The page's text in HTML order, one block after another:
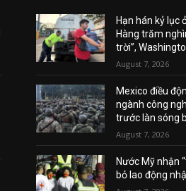
Hạn hán kỷ lục
Hàng trăm
trời”,
August 7, 2026
Mexico điều
ngành công
trước làn sóng
August 7, 2026
Nước Mỹ nhận
bỏ lao động